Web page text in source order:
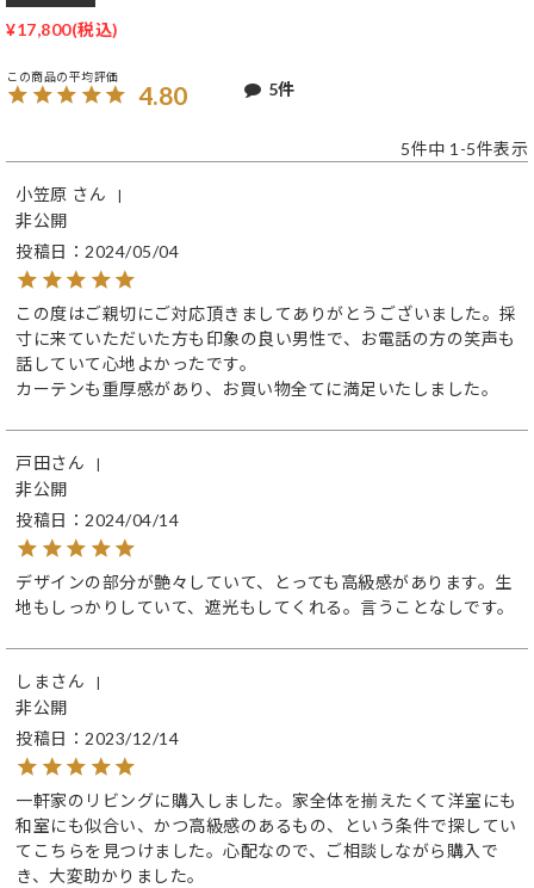
¥17,800
4.80 5
5件中 1 -5件表示
小笠原
非公開
投稿日
2024/05/04
この度はご親切にご対応頂きましてありがとうございました。採
寸に来ていただいた方も印象の良い男性で、お電話の方の笑声も
話していて心地よかったです。
カーテンも重厚感があり、お買い物全てに満足いたしました。
戸田
非公開
投稿日
2024/04/14
デザインの部分が艶々していて、とっても高級感があります。生
地もしっかりしていて、遮光もしてくれる。言うことなしです。
しま
非公開
投稿日
2023/12/14
一軒家のリビングに購入しました。家全体を揃えたくて洋室にも
和室にも似合い、かつ高級感のあるもの、という条件で探してい
てこちらを見つけました。心配なので、ご相談しながら購入で
き、大変助かりました。